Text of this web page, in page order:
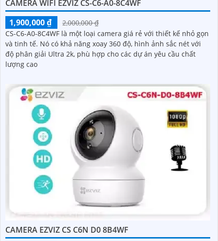
CAMERA WIFI EZVIZ CS-C6-A0-8C4WF
1,900,000 ₫
2,000,000 ₫
CS-C6-A0-8C4WF là một loại camera giá rẻ với thiết kế nhỏ gọn
và tinh tế. Nó có khả năng xoay 360 độ, hình ảnh sắc nét với
độ phân giải Ultra 2k, phù hợp cho các dự án yêu cầu chất
lượng cao
CAMERA EZVIZ CS C6N D0 8B4WF